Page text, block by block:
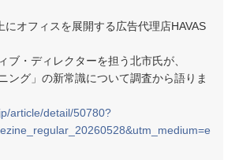
にオフィスを展開する広告代理店HAVAS
ブ・ディレクターを担う北市氏が、
ング」の新常識について調査から語りま
article/detail/50780?